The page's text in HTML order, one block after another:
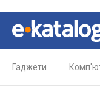
Гаджети